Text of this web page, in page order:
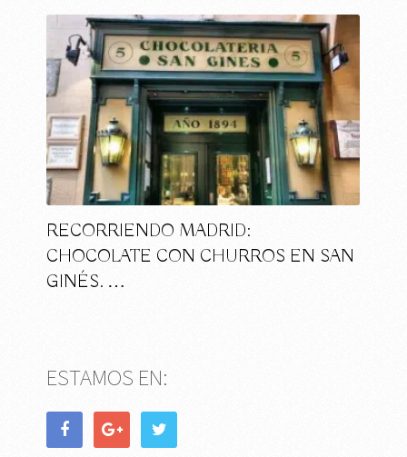
RECORRIENDO MADRID:
CHOCOLATE CON CHURROS EN SAN
GINÉS. …
ESTAMOS EN: